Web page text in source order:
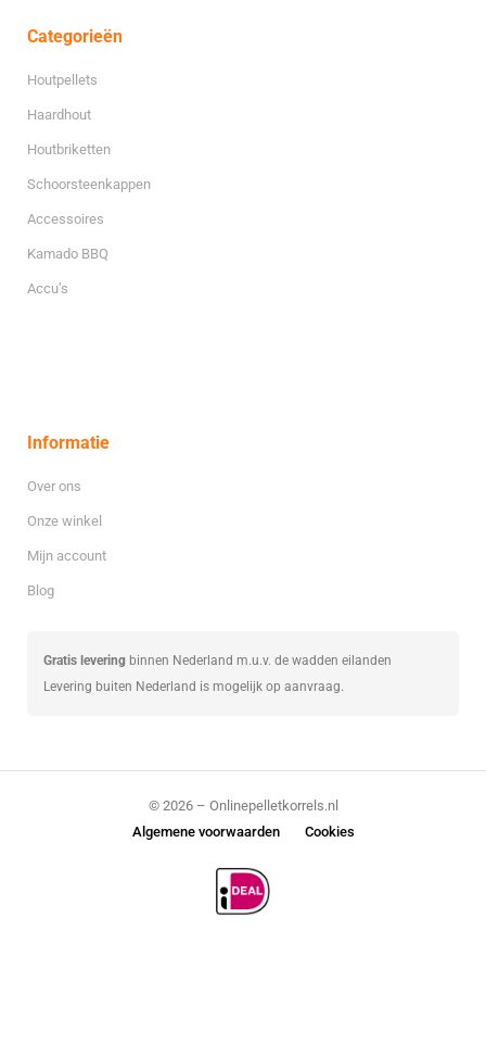
Categorieën
Houtpellets
Haardhout
Houtbriketten
Schoorsteenkappen
Accessoires
Kamado BBQ
Accu’s
Informatie
Over ons
Onze winkel
Mijn account
Blog
Gratis levering binnen Nederland m.u.v. de wadden eilanden
Levering buiten Nederland is mogelijk op aanvraag.
© 2026 – Onlinepelletkorrels.nl
Algemene voorwaarden
Cookies